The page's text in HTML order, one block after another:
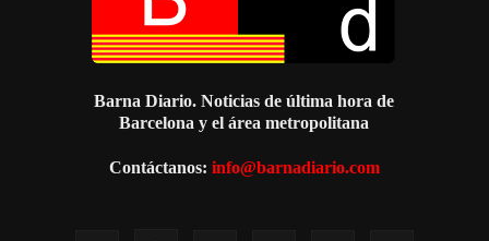
Barna Diario. Noticias de última hora de
Barcelona y el área metropolitana
Contáctanos: info@barnadiario.com